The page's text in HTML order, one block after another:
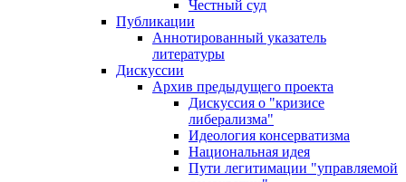
Честный суд
Публикации
Аннотированный указатель
литературы
Дискуссии
Архив предыдущего проекта
Дискуссия о "кризисе
либерализма"
Идеология консерватизма
Национальная идея
Пути легитимации "управляемой